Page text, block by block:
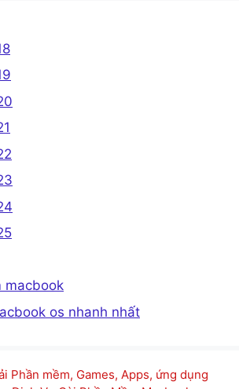
macbook
os nhanh nhất
Phần mềm, Games, Apps, ứng dụng